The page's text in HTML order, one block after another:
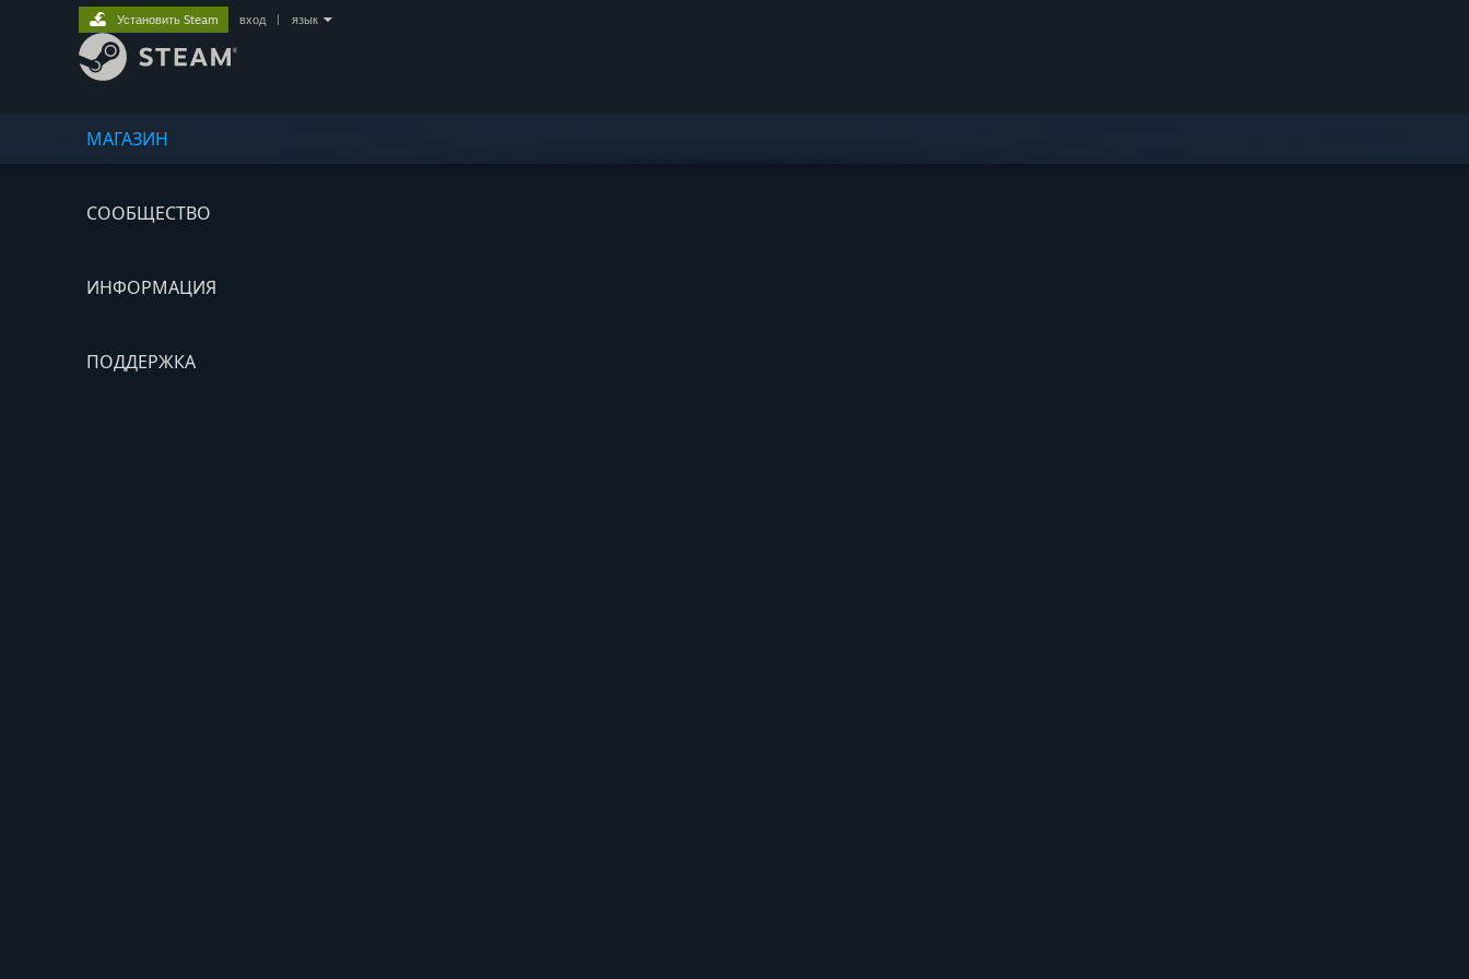
МАГАЗИН
СООБЩЕСТВО
ИНФОРМАЦИЯ
ПОДДЕРЖКА
Установить Steam вход язык